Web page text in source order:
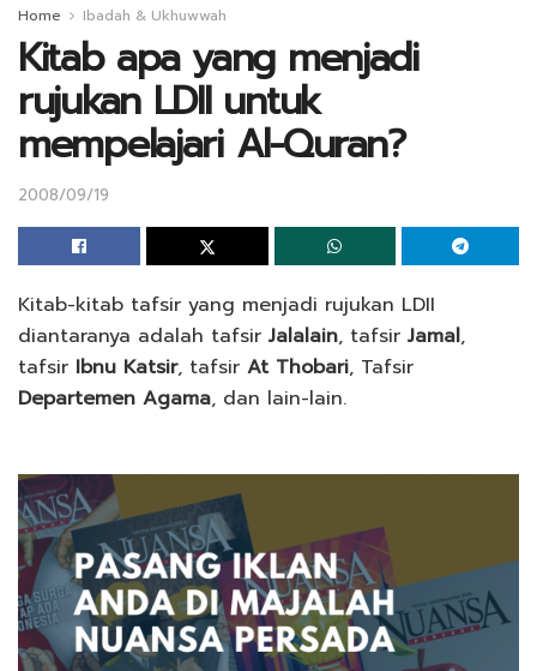
Home Ibadah & Ukhuwwah
Kitab apa yang menjadi
rujukan LDII untuk
mempelajari Al-Quran?
2008/09/19
Kitab-kitab tafsir yang menjadi rujukan LDII
diantaranya adalah tafsir Jalalain, tafsir Jamal,
tafsir Ibnu Katsir, tafsir At Thobari, Tafsir
Departemen Agama, dan lain-lain.